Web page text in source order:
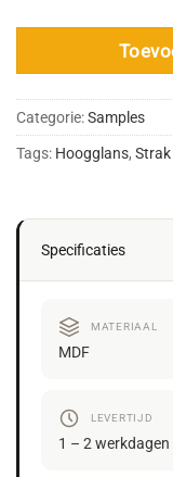
Categorie:Samples
Tags: Hoogglans, Strak
Specificaties
MATERIAAL
MDF
LEVERTIJD
1 – 2 werkdagen